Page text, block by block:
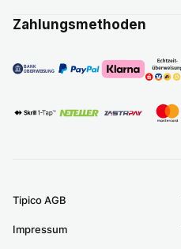
Zahlungsmethoden
Tipico AGB
Impressum